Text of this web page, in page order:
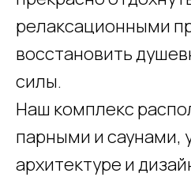
релаксационными
восстановить
силы.
Наш комплекс
парными и саунами,
архитектуре и